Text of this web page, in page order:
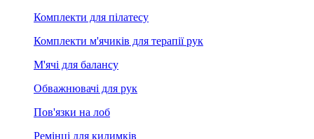
Комплекти для пілатесу
Комплекти м'ячиків для терапії рук
М'ячі для балансу
Обважнювачі для рук
Пов'язки на лоб
Ремінці для килимків